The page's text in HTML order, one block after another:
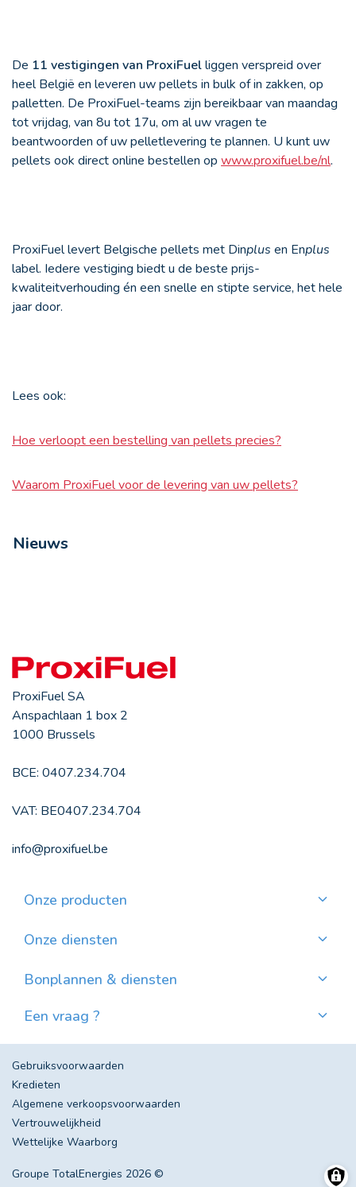
De 11 vestigingen van ProxiFuelliggen verspreid over
heel België en leveren uw pellets in bulk of in zakken, op
palletten. De ProxiFuel-teams zijn bereikbaar van maandag
tot vrijdag, van 8u tot 17u, om al uw vragen te
beantwoorden of uw pelletlevering te plannen. U kunt uw
pellets ook direct online bestellen op www.proxifuel.be/nl.
ProxiFuel levert Belgische pellets met Dinplus en Enplus
label. Iedere vestiging biedt u de beste prijs-
kwaliteitverhouding én een snelle en stipte service, het hele
jaar door.
Lees ook:
Hoe verloopt een bestelling van pellets precies?
Waarom ProxiFuel voor de levering van uw pellets?
Nieuws
ProxiFuel SA
Anspachlaan 1 box 2
1000 Brussels
BCE: 0407.234.704
VAT: BE0407.234.704
info@proxifuel.be
Onze producten
Kwalitatievepellets bestellen
Onze diensten
Waar pellets vinden?
Bonplannen & diensten
Evolutie van de Mazoutprijs in België
Een vraag ?
Gebruiksvoorwaarden
Kredieten
Algemene verkoopsvoorwaarden
Vertrouwelijkheid
Wettelijke Waarborg
Groupe TotalEnergies 2026 ©